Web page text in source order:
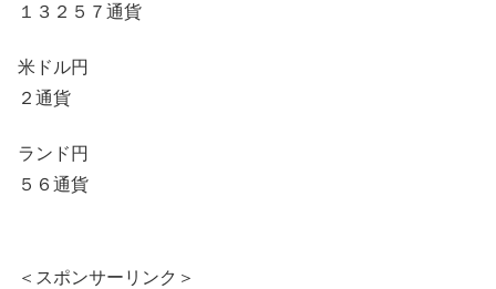
１３２５７通貨
米ドル円
２通貨
ランド円
５６通貨
＜スポンサーリンク＞